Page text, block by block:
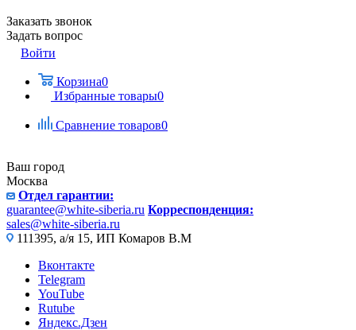
Заказать звонок
Задать вопрос
Войти
Корзина0
Избранные товары0
Сравнение товаров0
Ваш город
Москва
Отдел гарантии:
guarantee@white-siberia.ru Корреспонденция:
sales@white-siberia.ru
111395, а/я 15, ИП Комаров В.М
Вконтакте
Telegram
YouTube
Rutube
Яндекс.Дзен